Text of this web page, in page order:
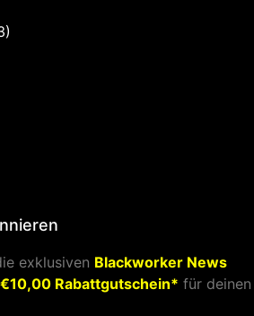
exklusiven Blackworker News
€10,00 Rabattgutschein* für deinen